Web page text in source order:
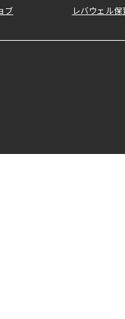
ブ レバウェル